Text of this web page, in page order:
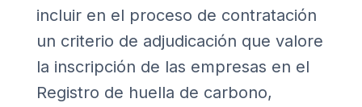
incluir en el proceso de contratación
un criterio de adjudicación que valore
la inscripción de las empresas en el
Registro de huella de carbono,